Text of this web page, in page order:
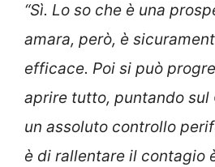
“Sì. Lo so che è una
amara, però, è
efficace. Poi si può
aprire tutto, puntando sul
un assoluto controllo
è di rallentare il contagio